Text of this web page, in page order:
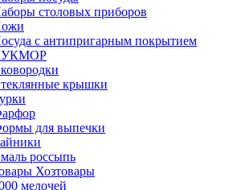
столовых приборов
с антипригарным покрытием
крышки
для выпечки
россыпь
Хозтовары
мелочей